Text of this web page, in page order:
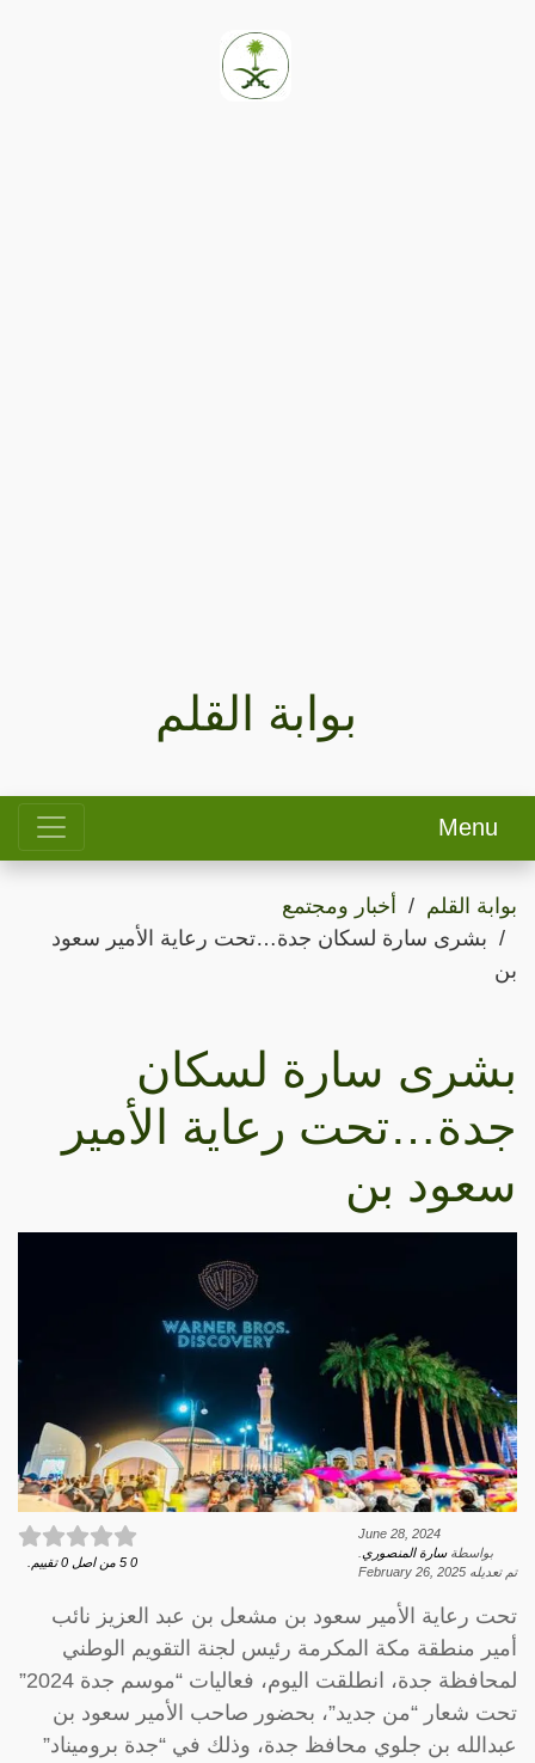
بوابة القلم
Menu
بوابة القلم
أخبار ومجتمع
بشرى سارة لسكان جدة…تحت رعاية الأمير سعود
بن
بشرى سارة لسكان
جدة…تحت رعاية الأمير
سعود بن
June 28, 2024
بواسطةسارة المنصوري
تم تعديله February 26, 2025
0
5 من اصل 0 تقييم.
تحت رعاية الأمير سعود بن مشعل بن عبد العزيز نائب
أمير منطقة مكة المكرمة رئيس لجنة التقويم الوطني
لمحافظة جدة، انطلقت اليوم، فعاليات “موسم جدة 2024”
تحت شعار “من جديد”، بحضور صاحب الأمير سعود بن
عبدالله بن جلوي محافظ جدة، وذلك في “جدة بروميناد”